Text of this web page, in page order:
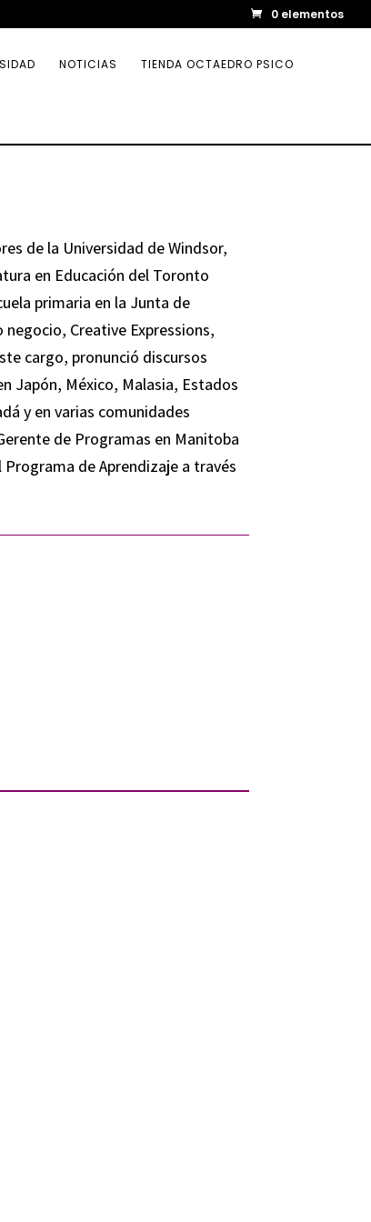
0 elementos
NOTICIAS TIENDA OCTAEDRO PSICO
de la Universidad de Windsor,
en Educación del Toronto
primaria en la Junta de
Creative Expressions,
cargo, pronunció discursos
Japón, México, Malasia, Estados
y en varias comunidades
de Programas en Manitoba
de Aprendizaje a través